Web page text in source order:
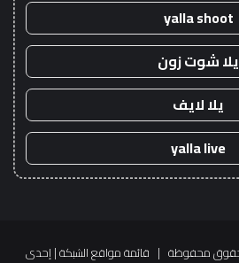
yalla shoot
يلا شوت زون
يلا لايف
yalla live
قائمة مواقع الشبكة| إحدى